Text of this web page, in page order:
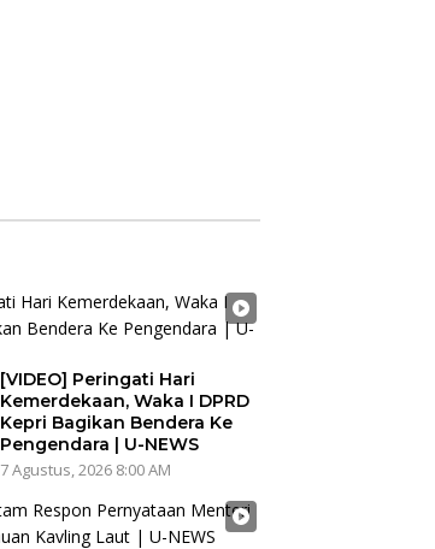
[VIDEO] Peringati Hari
Kemerdekaan, Waka I DPRD
Kepri Bagikan Bendera Ke
Pengendara | U-NEWS
7 Agustus, 2026 8:00 AM